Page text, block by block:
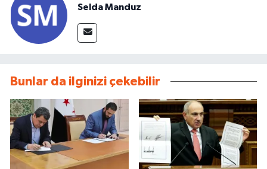
Selda Manduz
Bunlar da ilginizi çekebilir